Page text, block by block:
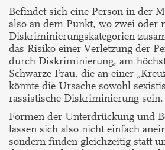
Befindet sich eine Person in der
also an dem Punkt, wo zwei oder
Diskriminierungskategorien
das Risiko einer Verletzung der
durch Diskriminierung, am
Schwarze Frau, die an einer
könnte die Ursache sowohl
rassistische Diskriminierung sein.
Formen der Unterdrückung und
lassen sich also nicht einfach
sondern finden gleichzeitig statt